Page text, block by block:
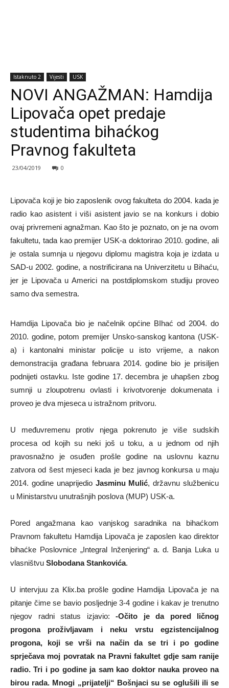
Istaknuto 2 Vijesti USK
NOVI ANGAŽMAN: Hamdija
Lipovača opet predaje
studentima bihaćkog
Pravnog fakulteta
23/04/2019 0
Lipovača koji je bio zaposlenik ovog fakulteta do 2004. kada je
radio kao asistent i viši asistent javio se na konkurs i dobio
ovaj privremeni agnažman. Kao što je poznato, on je na ovom
fakultetu, tada kao premijer USK-a doktorirao 2010. godine, ali
je ostala sumnja u njegovu diplomu magistra koja je izdata u
SAD-u 2002. godine, a nostrificirana na Univerzitetu u Bihaću,
jer je Lipovača u Americi na postdiplomskom studiju proveo
samo dva semestra.
Hamdija Lipovača bio je načelnik općine BIhać od 2004. do
2010. godine, potom premijer Unsko-sanskog kantona (USK-
a) i kantonalni ministar policije u isto vrijeme, a nakon
demonstracija građana februara 2014. godine bio je prisiljen
podnijeti ostavku. Iste godine 17. decembra je uhapšen zbog
sumnji u zloupotrenu ovlasti i krivotvorenje dokumenata i
proveo je dva mjeseca u istražnom pritvoru.
U međuvremenu protiv njega pokrenuto je više sudskih
procesa od kojih su neki još u toku, a u jednom od njih
pravosnažno je osuđen prošle godine na uslovnu kaznu
zatvora od šest mjeseci kada je bez javnog konkursa u maju
2014. godine unaprijedio Jasminu Mulić, državnu službenicu
u Ministarstvu unutrašnjih poslova (MUP) USK-a.
Pored angažmana kao vanjskog saradnika na bihaćkom
Pravnom fakultetu Hamdija Lipovača je zaposlen kao direktor
bihaćke Poslovnice „Integral Inženjering“ a. d. Banja Luka u
vlasništvu Slobodana Stankovića.
U intervjuu za Klix.ba prošle godine Hamdija Lipovača je na
pitanje čime se bavio posljednje 3-4 godine i kakav je trenutno
njegov radni status izjavio: -Očito je da pored ličnog
progona proživljavam i neku vrstu egzistencijalnog
progona, koji se vrši na način da se tri i po godine
sprječava moj povratak na Pravni fakultet gdje sam ranije
radio. Tri i po godine ja sam kao doktor nauka proveo na
birou rada. Mnogi „prijatelji“ Bošnjaci su se oglušili ili se